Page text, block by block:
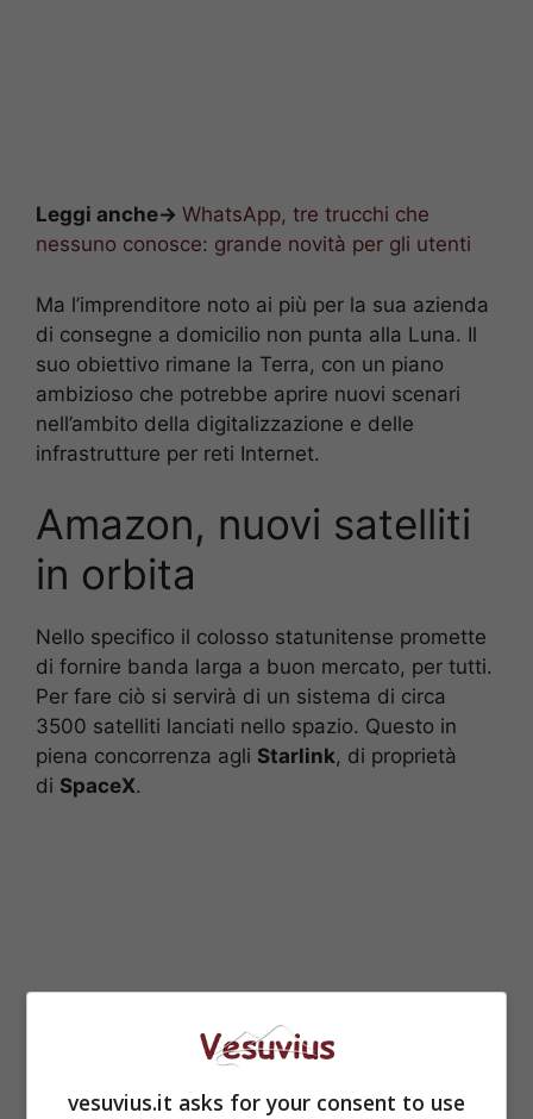
Leggi anche-> WhatsApp, tre trucchi che
nessuno conosce: grande novità per gli utenti
Ma l’imprenditore noto ai più per la sua azienda
di consegne a domicilio non punta alla Luna. Il
suo obiettivo rimane la Terra, con un piano
ambizioso che potrebbe aprire nuovi scenari
nell’ambito della digitalizzazione e delle
infrastrutture per reti Internet.
Amazon, nuovi satelliti
in orbita
Nello specifico il colosso statunitense promette
di fornire banda larga a buon mercato, per tutti.
Per fare ciò si servirà di un sistema di circa
3500 satelliti lanciati nello spazio. Questo in
piena concorrenza agli Starlink, di proprietà
di SpaceX.
vesuvius.it asks for your consent to use